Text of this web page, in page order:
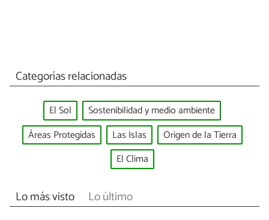
Categorías relacionadas
El Sol
Sostenibilidad y medio ambiente
Áreas Protegidas
Las Islas
Origen de la Tierra
El Clima
Lo más visto Lo último